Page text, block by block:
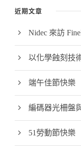
近期文章
Nidec 來訪
以化學蝕刻技
端午佳節快樂
編碼器光柵盤
51勞動節快樂